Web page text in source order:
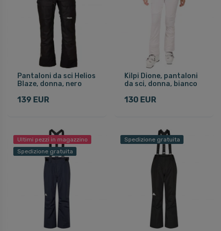
Pantaloni da sci Helios
Blaze, donna, nero
139 EUR
Kilpi Dione, pantaloni
da sci, donna, bianco
130 EUR
Ultimi pezzi in magazzino
Spedizione gratuita
Spedizione gratuita